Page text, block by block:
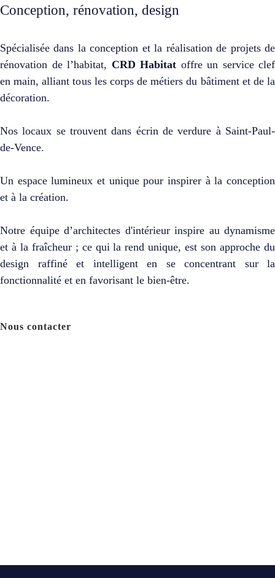
Conception, rénovation, design
Spécialisée dans la conception et la réalisation de projets de
rénovation de l’habitat, CRD Habitat offre un service clef
en main, alliant tous les corps de métiers du bâtiment et de la
décoration.
Nos locaux se trouvent dans écrin de verdure à Saint-Paul-
de-Vence.
Un espace lumineux et unique pour inspirer à la conception
et à la création.
Notre équipe d’architectes d'intérieur inspire au dynamisme
et à la fraîcheur ; ce qui la rend unique, est son approche du
design raffiné et intelligent en se concentrant sur la
fonctionnalité et en favorisant le bien-être.
Nous contacter